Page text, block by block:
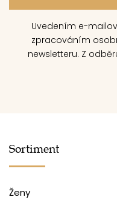
Uvedením e-
zpracováním
newsletteru. Z
Sortiment
Ženy